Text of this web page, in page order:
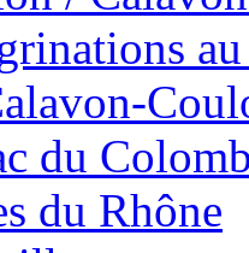
du
du Rhône